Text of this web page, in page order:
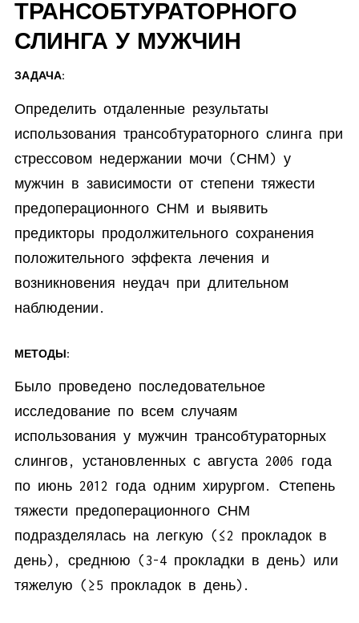
ТРАНСОБТУРАТОРНОГО
СЛИНГА У МУЖЧИН
ЗАДАЧА:
Определить отдаленные результаты
использования трансобтураторного слинга при
стрессовом недержании мочи (СНМ) у
мужчин в зависимости от степени тяжести
предоперационного СНМ и выявить
предикторы продолжительного сохранения
положительного эффекта лечения и
возникновения неудач при длительном
наблюдении.
МЕТОДЫ:
Было проведено последовательное
исследование по всем случаям
использования у мужчин трансобтураторных
слингов, установленных с августа 2006 года
по июнь 2012 года одним хирургом. Степень
тяжести предоперационного СНМ
подразделялась на легкую (≤2 прокладок в
день), среднюю (3-4 прокладки в день) или
тяжелую (≥5 прокладок в день).